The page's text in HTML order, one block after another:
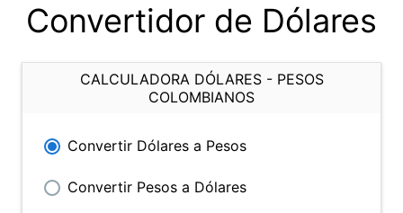
Convertidor de Dólares
CALCULADORA DÓLARES - PESOS
COLOMBIANOS
Convertir Dólares a Pesos
Convertir Pesos a Dólares